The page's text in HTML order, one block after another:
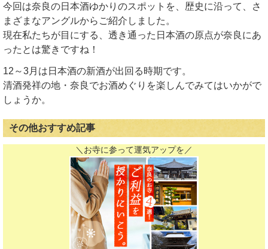
今回は奈良の日本酒ゆかりのスポットを、歴史に沿って、さ
まざまなアングルからご紹介しました。
現在私たちが目にする、透き通った日本酒の原点が奈良にあ
ったとは驚きですね！
12～3月は日本酒の新酒が出回る時期です。
清酒発祥の地・奈良でお酒めぐりを楽しんでみてはいかがで
しょうか。
その他おすすめ記事
＼お寺に参って運気アップを／